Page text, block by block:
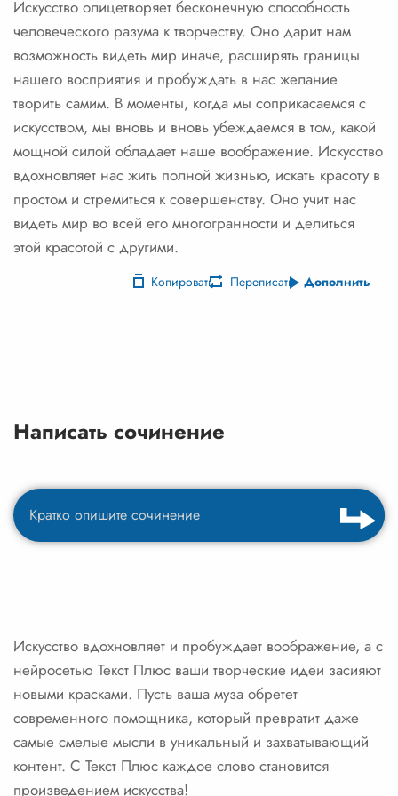
Искусство олицетворяет бесконечную способность
человеческого разума к творчеству. Оно дарит нам
возможность видеть мир иначе, расширять границы
нашего восприятия и пробуждать в нас желание
творить самим. В моменты, когда мы соприкасаемся с
искусством, мы вновь и вновь убеждаемся в том, какой
мощной силой обладает наше воображение. Искусство
вдохновляет нас жить полной жизнью, искать красоту в
простом и стремиться к совершенству. Оно учит нас
видеть мир во всей его многогранности и делиться
этой красотой с другими.
Копировать Переписать Дополнить
Написать сочинение
Искусство вдохновляет и пробуждает воображение, а с
нейросетью Текст Плюс ваши творческие идеи засияют
новыми красками. Пусть ваша муза обретет
современного помощника, который превратит даже
самые смелые мысли в уникальный и захватывающий
контент. С Текст Плюс каждое слово становится
произведением искусства!